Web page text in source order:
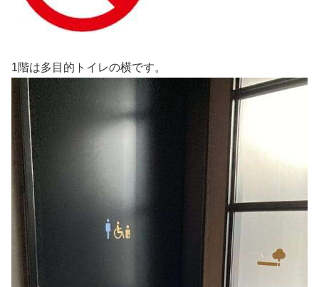
1階は多目的トイレの横です。